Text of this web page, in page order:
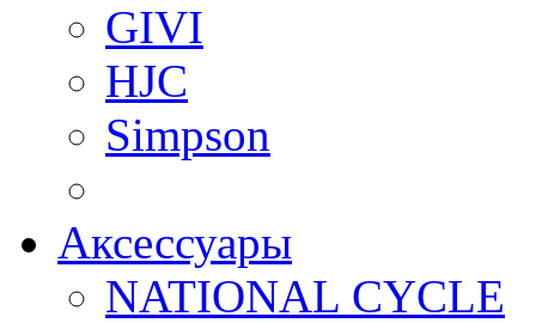
GIVI
HJC
Simpson
Аксессуары
NATIONAL CYCLE